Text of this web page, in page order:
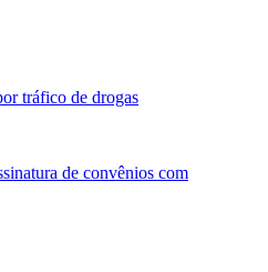
tráfico de drogas
de convênios com